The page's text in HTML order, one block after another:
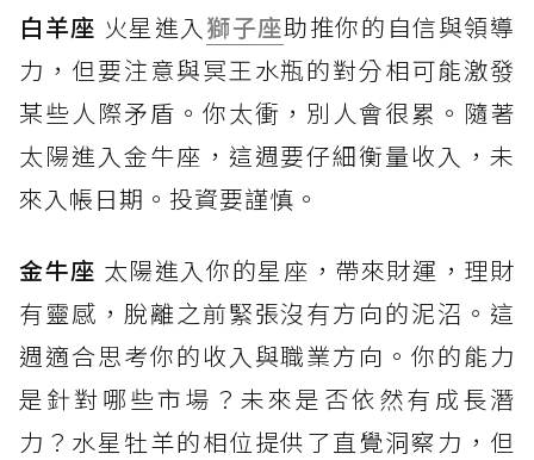
白羊座 火星進入 獅子座助推你的自信與領導
力，但要注意與冥王水瓶的對分相可能激發
某些人際矛盾。你太衝，別人會很累。隨著
太陽進入金牛座，這週要仔細衡量收入，未
來入帳日期。投資要謹慎。
金牛座 太陽進入你的星座，帶來財運，理財
有靈感，脫離之前緊張沒有方向的泥沼。這
週適合思考你的收入與職業方向。你的能力
是針對哪些市場？未來是否依然有成長潛
力？水星牡羊的相位提供了直覺洞察力，但